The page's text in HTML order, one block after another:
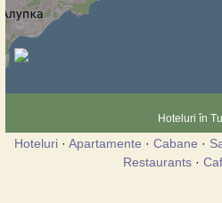
Hoteluri în
Hoteluri· Apartamente · Cabane ·
Restaurants ·